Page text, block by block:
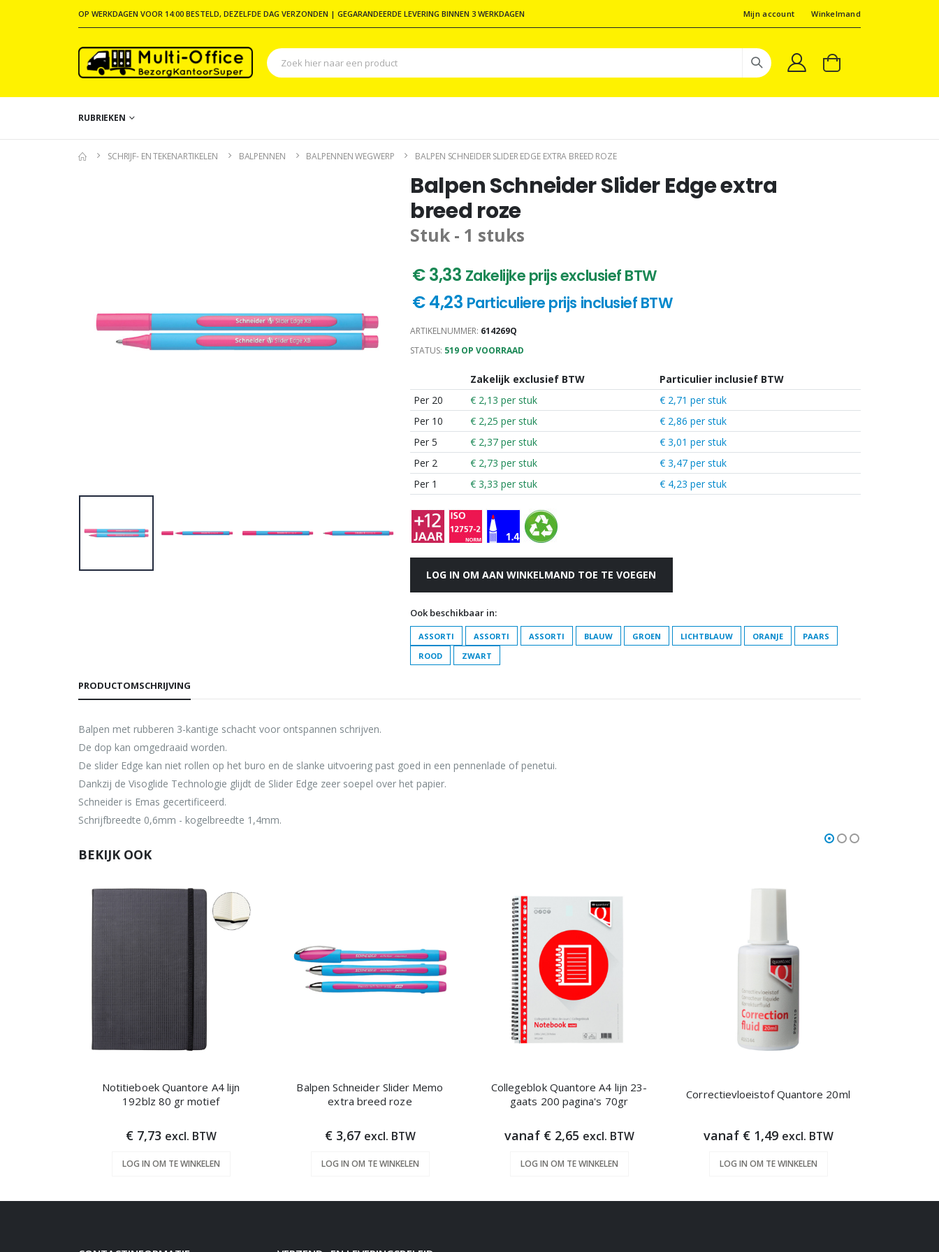
OP WERKDAGEN VOOR 14:00 BESTELD, DEZELFDE DAG VERZONDEN | GEGARANDEERDE LEVERING BINNEN 3 WERKDAGEN Mijn account Winkelmand
RUBRIEKEN
SCHRIJF- EN TEKENARTIKELEN BALPENNEN BALPENNEN WEGWERP BALPEN SCHNEIDER SLIDER EDGE EXTRA BREED ROZE
Balpen Schneider Slider Edge extra
breed roze
Stuk - 1 stuks
€ 3,33 Zakelijke prijs exclusief BTW
€ 4,23 Particuliere prijs inclusief BTW
ARTIKELNUMMER: 614269Q
STATUS: 519 OP VOORRAAD
Zakelijk exclusief BTW
Particulier inclusief BTW
Per 20
€ 2,13 per stuk
€ 2,71 per stuk
Per 10
€ 2,25 per stuk
€ 2,86 per stuk
Per 5
€ 2,37 per stuk
€ 3,01 per stuk
Per 2
€ 2,73 per stuk
€ 3,47 per stuk
Per 1
€ 3,33 per stuk € 4,23 per stuk
LOG IN OM AAN WINKELMAND TOE TE VOEGEN
Ook beschikbaar in:
ASSORTI ASSORTI ASSORTI BLAUW GROEN LICHTBLAUW ORANJE
PAARS
ROOD
ZWART
PRODUCTOMSCHRIJVING
Balpen met rubberen 3-kantige schacht voor ontspannen schrijven.
De dop kan omgedraaid worden.
De slider Edge kan niet rollen op het buro en de slanke uitvoering past goed in een pennenlade of penetui.
Dankzij de Visoglide Technologie glijdt de Slider Edge zeer soepel over het papier.
Schneider is Emas gecertificeerd.
Schrijfbreedte 0,6mm - kogelbreedte 1,4mm.
BEKIJK OOK
Notitieboek Quantore A4 lijn
192blz 80 gr motief
€ 7,73 excl. BTW
LOG IN OM TE WINKELEN
Balpen Schneider Slider Memo
extra breed roze
€ 3,67 excl. BTW
LOG IN OM TE WINKELEN
Collegeblok Quantore A4 lijn 23-
gaats 200 pagina's 70gr
vanaf € 2,65 excl. BTW
LOG IN OM TE WINKELEN
Correctievloeistof Quantore 20ml
vanaf € 1,49 excl. BTW
LOG IN OM TE WINKELEN